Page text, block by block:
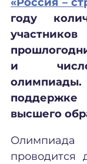
году
и число
высшего
проводится